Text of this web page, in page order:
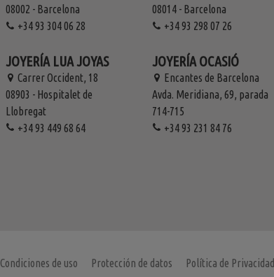
08002 - Barcelona
+34 93 304 06 28
08014 - Barcelona
+34 93 298 07 26
JOYERÍA LUA JOYAS
Carrer Occident, 18
08903 - Hospitalet de
Llobregat
+34 93 449 68 64
JOYERÍA OCASIÓ
Encantes de Barcelona
Avda. Meridiana, 69, parada
714-715
+34 93 231 84 76
Condiciones de uso Protección de datos Política de Privacidad